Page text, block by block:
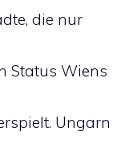
die nur
Status Wiens
Ungarn